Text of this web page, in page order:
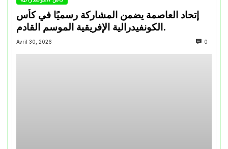
إتحاد العاصمة يضمن المشاركة رسميًا في كأس
الكونفيدرالية الإفريقية الموسم القادم.
Avril 30, 2026 0